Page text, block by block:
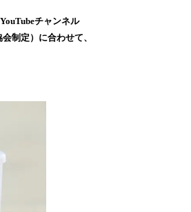
チャンネル
制定）に合わせて、